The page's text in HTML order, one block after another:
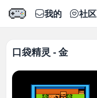
我的 社区
口袋精灵 - 金